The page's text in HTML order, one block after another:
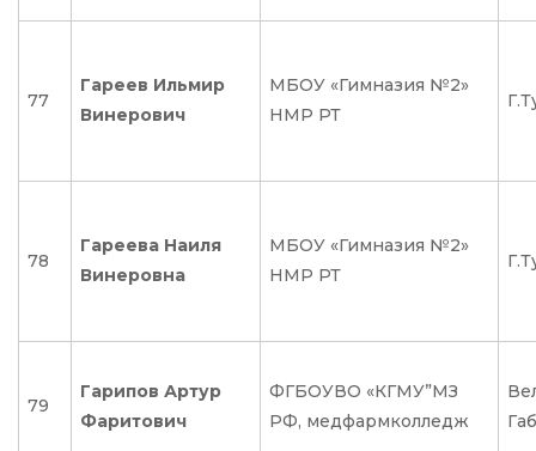
77
Гареев Ильмир
Винерович
МБОУ «Гимназия №2»
НМР РТ
78
Гареева Наиля
Винеровна
МБОУ «Гимназия №2»
НМР РТ
79
Гарипов Артур
Фаритович
ФГБОУВО «КГМУ”МЗ
РФ, медфармколледж